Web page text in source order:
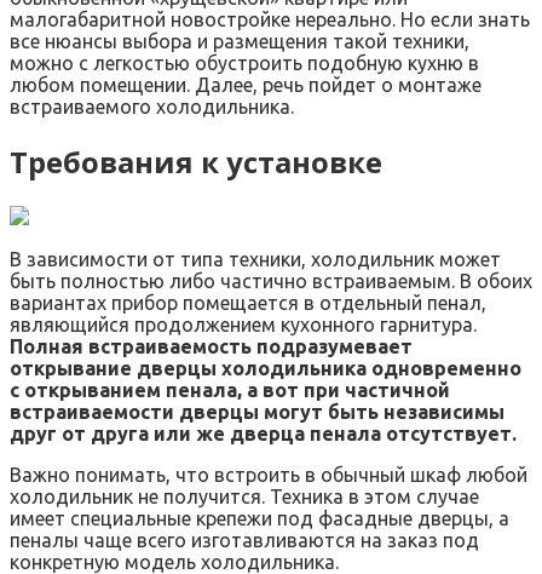
малогабаритной новостройке нереально. Но если знать
все нюансы выбора и размещения такой техники,
можно с легкостью обустроить подобную кухню в
любом помещении. Далее, речь пойдет о монтаже
встраиваемого холодильника.
Требования к установке
В зависимости от типа техники, холодильник может
быть полностью либо частично встраиваемым. В обоих
вариантах прибор помещается в отдельный пенал,
являющийся продолжением кухонного гарнитура.
Полная встраиваемость подразумевает
открывание дверцы холодильника одновременно
с открыванием пенала, а вот при частичной
встраиваемости дверцы могут быть независимы
друг от друга или же дверца пенала отсутствует.
Важно понимать, что встроить в обычный шкаф любой
холодильник не получится. Техника в этом случае
имеет специальные крепежи под фасадные дверцы, а
пеналы чаще всего изготавливаются на заказ под
конкретную модель холодильника.